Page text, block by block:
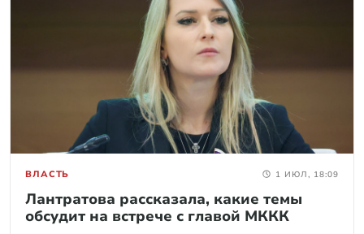
ВЛАСТЬ 1 ИЮЛ, 18:09
Лантратова рассказала, какие темы
обсудит на встрече с главой МККК